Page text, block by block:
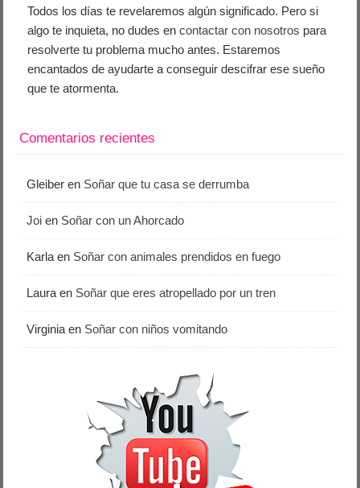
Todos los días te revelaremos algún significado. Pero si
algo te inquieta, no dudes encontactar con nosotros para
resolverte tu problema mucho antes. Estaremos
encantados de ayudarte a conseguir descifrar ese sueño
que te atormenta.
Comentarios recientes
Gleiber en Soñar que tu casa se derrumba
Joi en Soñar con un Ahorcado
Karla en Soñar con animales prendidos en fuego
Laura en Soñar que eres atropellado por un tren
Virginia en Soñar con niños vomitando